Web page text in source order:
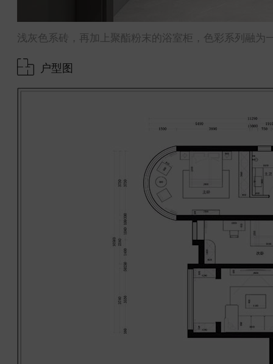
浅灰色系砖，再加上聚酯粉末的浴室柜，色彩系列融为
户型图